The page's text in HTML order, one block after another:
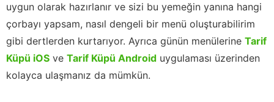
uygun olarak hazırlanır ve sizi bu yemeğin yanına hangi
çorbayı yapsam, nasıl dengeli bir menü oluşturabilirim
gibi dertlerden kurtarıyor. Ayrıca günün menülerine Tarif
Küpü iOS ve Tarif Küpü Android uygulaması üzerinden
kolayca ulaşmanız da mümkün.